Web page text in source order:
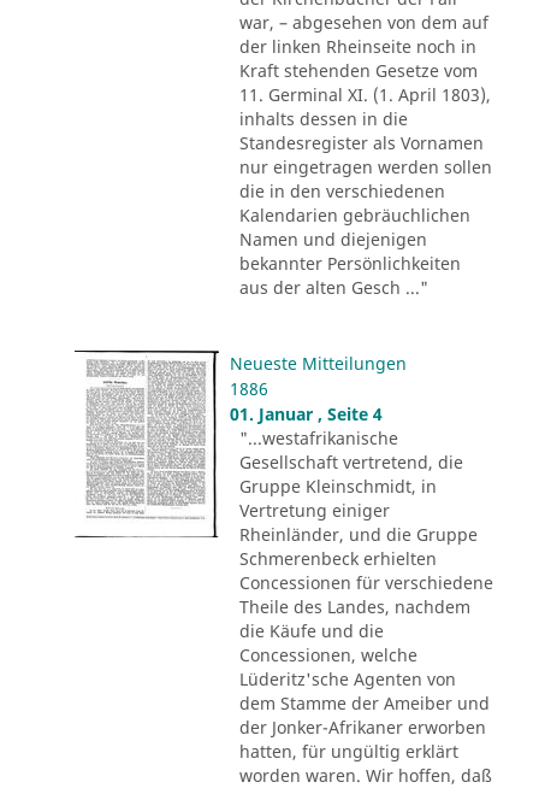
war, – abgesehen von dem auf
der linken Rheinseite noch in
Kraft stehenden Gesetze vom
11. Germinal XI. (1. April 1803),
inhalts dessen in die
Standesregister als Vornamen
nur eingetragen werden sollen
die in den verschiedenen
Kalendarien gebräuchlichen
Namen und diejenigen
bekannter Persönlichkeiten
aus der alten Gesch ..."
Neueste Mitteilungen
1886
01. Januar , Seite 4
"...westafrikanische
Gesellschaft vertretend, die
Gruppe Kleinschmidt, in
Vertretung einiger
Rheinländer, und die Gruppe
Schmerenbeck erhielten
Concessionen für verschiedene
Theile des Landes, nachdem
die Käufe und die
Concessionen, welche
Lüderitz'sche Agenten von
dem Stamme der Ameiber und
der Jonker-Afrikaner erworben
hatten, für ungültig erklärt
worden waren. Wir hoffen, daß